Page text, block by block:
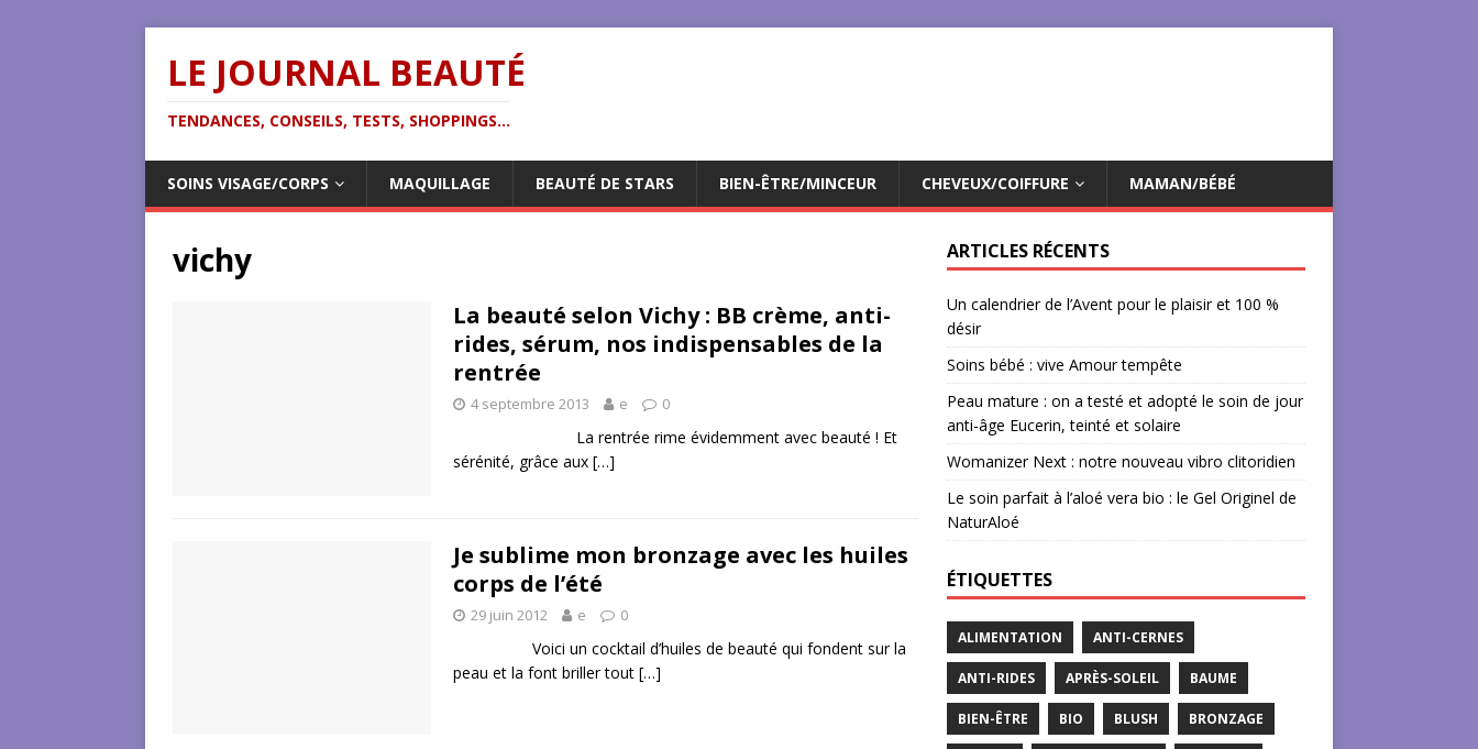
LE JOURNAL BEAUTÉ
TENDANCES, CONSEILS, TESTS, SHOPPINGS...
SOINS VISAGE/CORPS MAQUILLAGE BEAUTÉ DE STARS BIEN-ÊTRE/MINCEUR CHEVEUX/COIFFURE MAMAN/BÉBÉ
vichy
La beauté selon Vichy : BB crème, anti-
rides, sérum, nos indispensables de la
rentrée
4 septembre 2013 e 0
La rentrée rime évidemment avec beauté ! Et
sérénité, grâce aux […]
Je sublime mon bronzage avec les huiles
corps de l’été
29 juin 2012 e 0
Voici un cocktail d’huiles de beauté qui fondent sur la
peau et la font briller tout […]
ARTICLES RÉCENTS
Un calendrier de l’Avent pour le plaisir et 100 %
désir
Soins bébé : vive Amour tempête
Peau mature : on a testé et adopté le soin de jour
anti-âge Eucerin, teinté et solaire
Womanizer Next : notre nouveau vibro clitoridien
Le soin parfait à l’aloé vera bio : le Gel Originel de
NaturAloé
ÉTIQUETTES
ALIMENTATION ANTI-CERNES
ANTI-RIDES APRÈS-SOLEIL BAUME
BIEN-ÊTRE BIO BLUSH BRONZAGE